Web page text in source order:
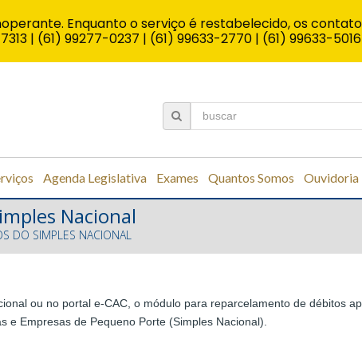
Agenda Legislativa Exames Quantos Somos Ouvidoria
Nacional
DO SIMPLES NACIONAL
ou no portal e-CAC, o módulo para reparcelamento de débitos
e Empresas de Pequeno Porte (Simples Nacional).
Enquanto o serviço é restabelecido, os
7313 | (61) 99277-0237 | (61) 99633-2770 | (61) 99633-5016